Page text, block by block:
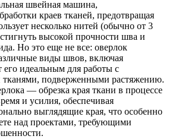
швейная машина,
краев тканей, предотвращая
несколько нитей (обычно от 3
высокой прочности шва и
Но это еще не все: оверлок
виды швов, включая
его идеальным для работы с
тканями, подверженными растяжению.
— обрезка края ткани в процессе
и усилия, обеспечивая
выглядящие края, что особенно
над проектами, требующими